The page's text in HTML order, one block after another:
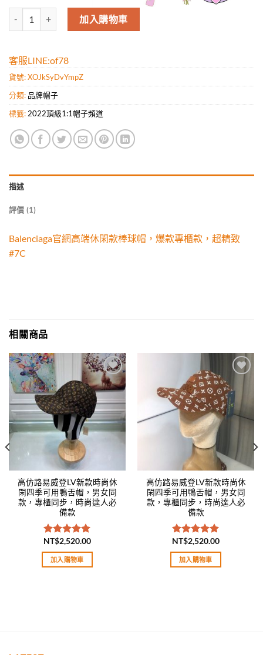
高仿Balenciaga官網高端休閑款棒球帽，爆款專櫃款，超精致 數量
加入購物車
客服LINE:of78
貨號:XOJkSyDvYmpZ
分類: 品牌帽子
標籤: 2022頂級1:1帽子頻道
描述
評價 (1)
Balenciaga官網高端休閑款棒球帽，爆款專櫃款，超精致
#7C
相關商品
Add to
wishlist
高仿路易威登LV新款時尚休
閑四季可用鴨舌帽，男女同
款，專櫃同步，時尚達人必
備款
評分5.00
滿分 5
NT$2,520.00
加入購物車
Add to
wishlist
高仿路易威登LV新款時尚休
閑四季可用鴨舌帽，男女同
款，專櫃同步，時尚達人必
備款
評分5.00
滿分 5
NT$2,520.00
加入購物車